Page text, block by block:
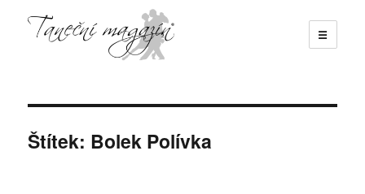
☰
Štítek: Bolek Polívka